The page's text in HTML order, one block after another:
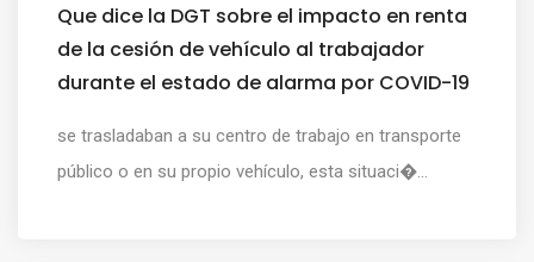
Que dice la DGT sobre el impacto en renta
de la cesión de vehículo al trabajador
durante el estado de alarma por COVID-19
se trasladaban a su centro de trabajo en transporte
público o en su propio vehículo, esta situaci�...